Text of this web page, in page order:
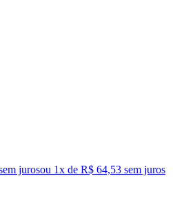
jurosou 1x de R$ 64,53 sem juros